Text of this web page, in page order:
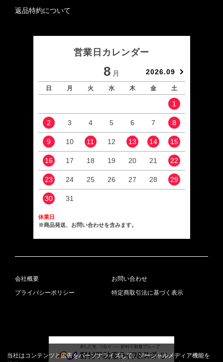
返品特約について
営業日カレンダー
8 月 2026.09
日 月 火 水 木 金 土
1
2 3 4 5 6 7 8
9 10 11 12 13 14 15
16 17 18 19 20 21 22
23 24 25 26 27 28 29
30 31
休業日
※商品発送、お問い合わせを含みます。
会社概要
お問い合わせ
プライバシーポリシー
特定商取引法に基づく表示
当社はコンテンツと広告をパーソナライズして、ソーシャルメディア機能を